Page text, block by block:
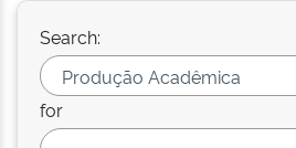
Search:
for